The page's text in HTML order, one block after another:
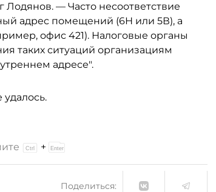
— Часто несоответствие
адрес помещений (6Н или 5В), а
офис 421). Налоговые органы
таких ситуаций организациям
адресе".
+
Поделиться: